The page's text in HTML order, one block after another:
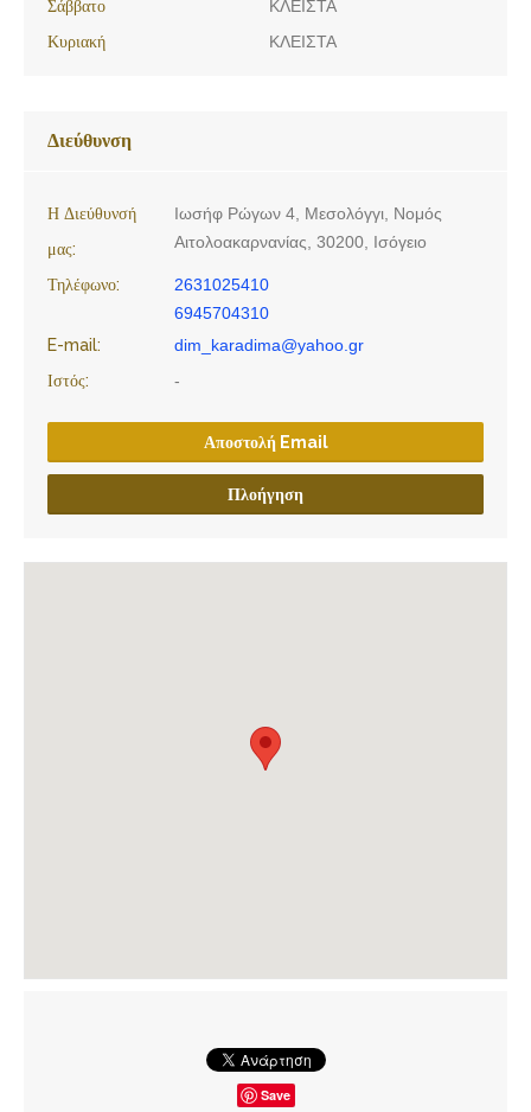
Σάββατο
ΚΛΕΙΣΤΑ
Κυριακή
ΚΛΕΙΣΤΑ
Διεύθυνση
Η Διεύθυνσή
μας:
Ιωσήφ Ρώγων 4, Μεσολόγγι, Νομός
Αιτολοακαρνανίας, 30200, Ισόγειο
Τηλέφωνο:
2631025410
6945704310
E-mail:
dim_karadima@yahoo.gr
Ιστός:
-
Αποστολή Email
Πλοήγηση
Save